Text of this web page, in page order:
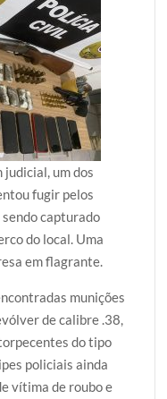
um dos
fugir pelos
sendo capturado
do local. Uma
em flagrante.
munições
de calibre .38,
do tipo
policiais ainda
vítima de roubo e